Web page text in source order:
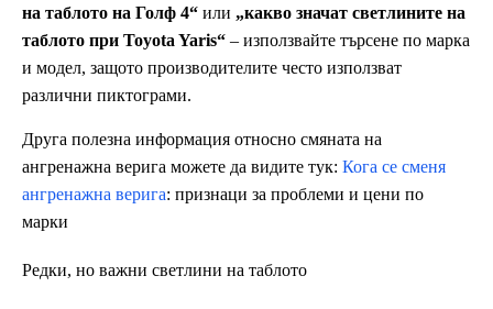
на таблото на Голф 4“ или „какво значат светлините на
таблото при Toyota Yaris“ – използвайте търсене по марка
и модел, защото производителите често използват
различни пиктограми.
Друга полезна информация относно смяната на
ангренажна верига можете да видите тук: Кога се сменя
ангренажна верига: признаци за проблеми и цени по
марки
Редки, но важни светлини на таблото